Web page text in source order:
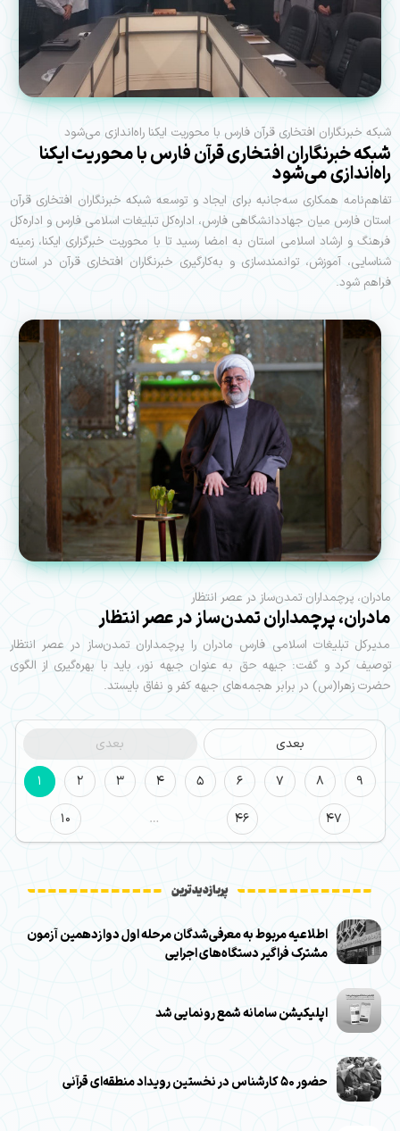
شبکه خبرنگاران افتخاری قرآن فارس با محوریت ایکنا راه‌اندازی می‌شود
شبکه خبرنگاران افتخاری قرآن فارس با محوریت ایکنا
راه‌اندازی می‌شود
تفاهم‌نامه همکاری سه‌جانبه برای ایجاد و توسعه شبکه خبرنگاران افتخاری قرآن
استان فارس میان جهاددانشگاهی فارس، اداره‌کل تبلیغات اسلامی فارس و اداره‌کل
فرهنگ و ارشاد اسلامی استان به امضا رسید تا با محوریت خبرگزاری ایکنا، زمینه
شناسایی، آموزش، توانمندسازی و به‌کارگیری خبرنگاران افتخاری قرآن در استان
فراهم شود.
مادران، پرچمداران تمدن‌ساز در عصر انتظار
مادران، پرچمداران تمدن‌ساز در عصر انتظار
مدیرکل تبلیغات اسلامی فارس مادران را پرچمداران تمدن‌ساز در عصر انتظار
توصیف کرد و گفت: جبهه حق به عنوان جبهه نور، باید با بهره‌گیری از الگوی
حضرت زهرا(س) در برابر هجمه‌های جبهه کفر و نفاق بایستد.
بعدی
بعدی
1
2 3 4 5 6 7 8
9
10
… 46 47
پربازدیدترین
اطلاعیه مربوط به معرفی‌شدگان مرحله اول دوازدهمین آزمون
مشترک فراگیر دستگاه‌های اجرایی
اپلیکیشن سامانه شمع رونمایی شد
حضور ۵۰ کارشناس در نخستین رویداد منطقه‌ای قرآنی